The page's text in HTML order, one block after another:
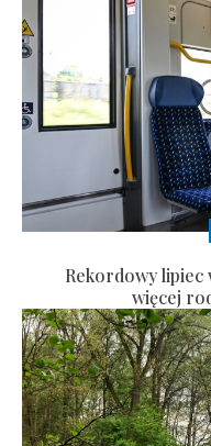
Rekordowy lipiec
więcej